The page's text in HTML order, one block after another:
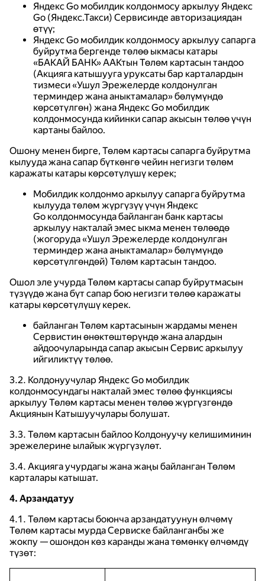
Яндекс Go мобилдик колдонмосу аркылуу Яндекс
Go (Яндекс.Такси) Сервисинде авторизациядан
өтүү;
Яндекс Go мобилдик колдонмосу аркылуу сапарга
буйрутма бергенде төлөө ыкмасы катары
«БАКАЙ БАНК» ААКтын Төлөм картасын тандоо
(Акцияга катышууга уруксаты бар карталардын
тизмеси «Ушул Эрежелерде колдонулган
терминдер жана аныктамалар» бөлүмүндө
көрсөтүлгөн) жана Яндекс Go мобилдик
колдонмосунда кийинки сапар акысын төлөө үчүн
картаны байлоо.
Ошону менен бирге, Төлөм картасы сапарга буйрутма
кылууда жана сапар бүткөнгө чейин негизги төлөм
каражаты катары көрсөтүлүшү керек;
Мобилдик колдонмо аркылуу сапарга буйрутма
кылууда төлөм жүргүзүү үчүн Яндекс
Go колдонмосунда байланган банк картасы
аркылуу накталай эмес ыкма менен төлөөдө
(жогоруда «Ушул Эрежелерде колдонулган
терминдер жана аныктамалар» бөлүмүндө
көрсөтүлгөндөй) Төлөм картасын тандоо.
Ошол эле учурда Төлөм картасы сапар буйрутмасын
түзүүдө жана бүт сапар бою негизги төлөө каражаты
катары көрсөтүлүшү керек.
байланган Төлөм картасынын жардамы менен
Сервистин өнөктөштөрүндө жана алардын
айдоочуларында сапар акысын Сервис аркылуу
ийгиликтүү төлөө.
3.2. Колдонуучулар Яндекс Go мобилдик
колдонмосундагы накталай эмес төлөө функциясы
аркылуу Төлөм картасы менен төлөө жүргүзгөндө
Акциянын Катышуучулары болушат.
3.3. Төлөм картасын байлоо Колдонуучу келишиминин
эрежелерине ылайык жүргүзүлөт.
3.4. Акцияга учурдагы жана жаңы байланган Төлөм
карталары катышат.
4. Арзандатуу
4.1. Төлөм картасы боюнча арзандатуунун өлчөмү
Төлөм картасы мурда Сервиске байланганбы же
жокпу — ошондон көз каранды жана төмөнкү өлчөмдү
түзөт: